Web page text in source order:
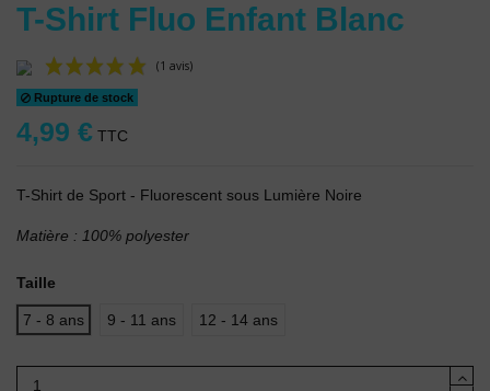
T-Shirt Fluo Enfant Blanc
Rupture de stock
4,99 € TTC
T-Shirt de Sport - Fluorescent sous Lumière Noire
Matière : 100% polyester
Taille
7 - 8 ans 9 - 11 ans 12 - 14 ans